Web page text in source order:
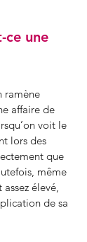
ce une
ramène
affaire de
voit le
lors des
que
même
élevé,
de sa